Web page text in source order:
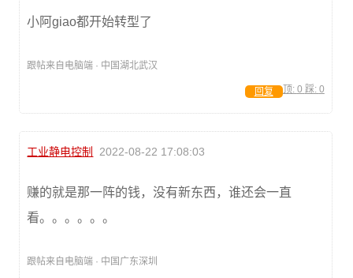
小阿giao都开始转型了
跟帖来自电脑端 · 中国湖北武汉
顶: 0 踩: 0
回复
工业静电控制 2022-08-22 17:08:03
赚的就是那一阵的钱，没有新东西，谁还会一直
看。。。。。。
跟帖来自电脑端 · 中国广东深圳